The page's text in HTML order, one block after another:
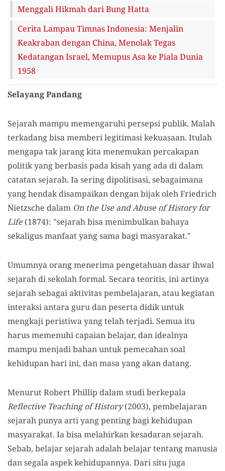
Menggali Hikmah dari Bung Hatta
Cerita Lampau Timnas Indonesia: Menjalin
Keakraban dengan China, Menolak Tegas
Kedatangan Israel, Memupus Asa ke Piala Dunia
1958
Selayang Pandang
Sejarah mampu memengaruhi persepsi publik. Malah
terkadang bisa memberi legitimasi kekuasaan. Itulah
mengapa tak jarang kita menemukan percakapan
politik yang berbasis pada kisah yang ada di dalam
catatan sejarah. Ia sering dipolitisasi, sebagaimana
yang hendak disampaikan dengan bijak oleh Friedrich
Nietzsche dalam On the Use and Abuse of History for
Life(1874): "sejarah bisa menimbulkan bahaya
sekaligus manfaat yang sama bagi masyarakat."
Umumnya orang menerima pengetahuan dasar ihwal
sejarah di sekolah formal. Secara teoritis, ini artinya
sejarah sebagai aktivitas pembelajaran, atau kegiatan
interaksi antara guru dan peserta didik untuk
mengkaji peristiwa yang telah terjadi. Semua itu
harus memenuhi capaian belajar, dan idealnya
mampu menjadi bahan untuk pemecahan soal
kehidupan hari ini, dan masa yang akan datang.
Menurut Robert Phillip dalam studi berkepala
Reflective Teaching of History(2003), pembelajaran
sejarah punya arti yang penting bagi kehidupan
masyarakat. Ia bisa melahirkan kesadaran sejarah.
Sebab, belajar sejarah adalah belajar tentang manusia
dan segala aspek kehidupannya. Dari situ juga